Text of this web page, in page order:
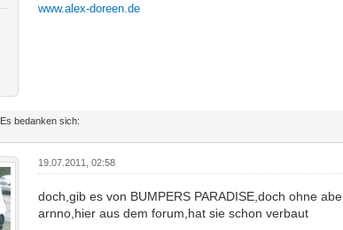
www.alex-doreen.de
Es bedanken sich:
19.07.2011, 02:58
doch,gib es von BUMPERS PARADISE,doch ohne abe
arnno,hier aus dem forum,hat sie schon verbaut